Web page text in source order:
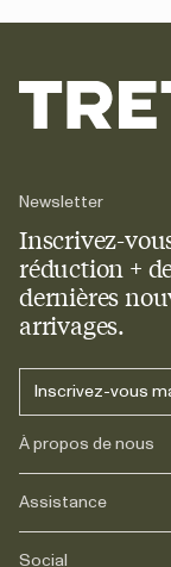
Newsletter
Inscrivez-
réduction +
dernières
arrivages.
Inscrivez-vous
À propos de nous
Notre héritage
Journals
Carrière
Assistance
FAQs
Social